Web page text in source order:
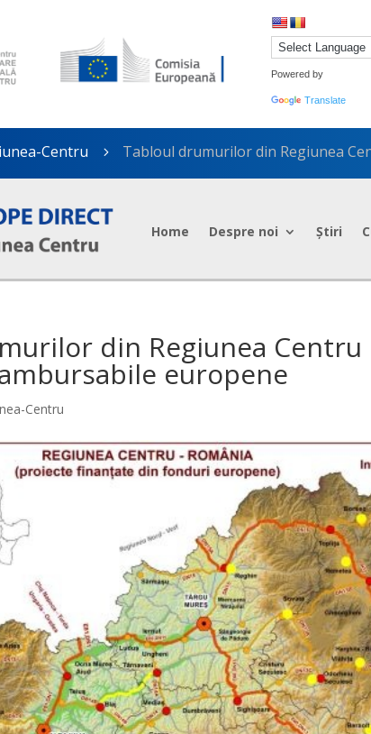
Powered by
Translate
Centru 5 Tabloul drumurilor din Regiunea
Home Despre noi Știri
din Regiunea
europene
Centru